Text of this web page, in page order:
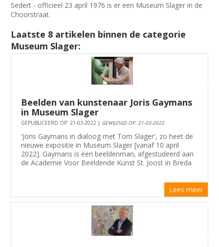
Sedert - officieel 23 april 1976 is er een Museum Slager in de
Choorstraat.
Laatste 8 artikelen binnen de categorie
Museum Slager:
Beelden van kunstenaar Joris Gaymans
in Museum Slager
GEPUBLICEERD OP: 21-03-2022 | GEWIJZIGD OP: 21-03-2022
'Joris Gaymans in dialoog met Tom Slager', zo heet de
nieuwe expositie in Museum Slager [vanaf 10 april
2022]. Gaymans is een beeldenman, afgestudeerd aan
de Academie Voor Beeldende Kunst St. Joost in Breda
Lees meer